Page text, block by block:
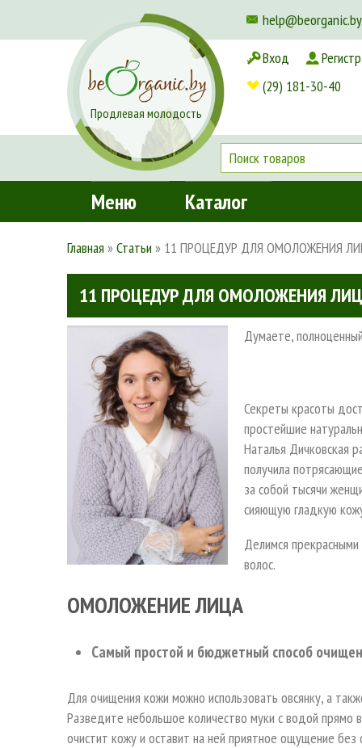
help@beorganic.by
Доставка и оплата
Продлевая молодость
Вход
(29) 181-30-40
Меню Каталог
Главная »Статьи » 11 ПРОЦЕДУР ДЛЯ ОМОЛОЖЕНИЯ
11 ПРОЦЕДУР ДЛЯ ОМОЛОЖЕНИЯ
Думаете,
Секреты красоты
простейшие
Наталья Дичковская
получила
за собой тысячи
сияющую гладкую
Делимся
волос.
ОМОЛОЖЕНИЕ ЛИЦА
Самый простой и бюджетный способ
Для очищения кожи можно использовать овсянку, а
Разведите небольшое количество муки с водой прямо
очистит кожу и оставит на ней приятное ощущение без